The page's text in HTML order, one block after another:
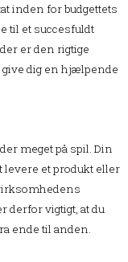
inden for budgettets
til et succesfuldt
er den rigtige
dig en hjælpende
meget på spil. Din
levere et produkt eller
derfor vigtigt, at du
ende til anden.